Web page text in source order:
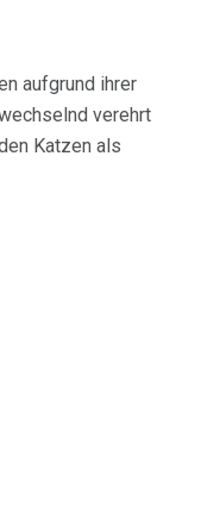
aufgrund ihrer
verehrt
Katzen als